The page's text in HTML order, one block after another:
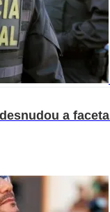
a